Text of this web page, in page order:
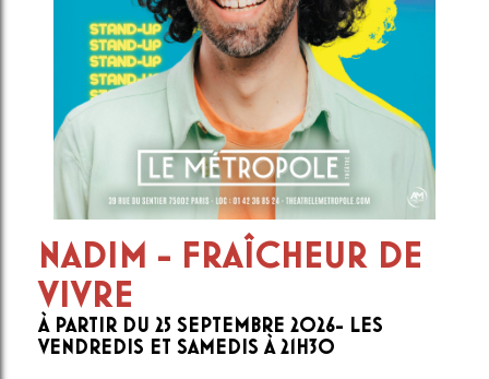
NADIM - FRAÎCHEUR DE
VIVRE
À PARTIR DU 25 SEPTEMBRE 2026- LES
VENDREDIS ET SAMEDIS À 21H30